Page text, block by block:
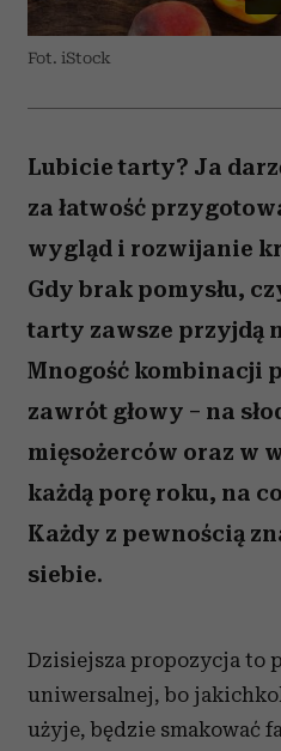
Fot. iStock
Lubicie tarty? Ja
za łatwość
wygląd i rozwijanie
Gdy brak pomysłu,
tarty zawsze przyjdą
Mnogość kombinacji
zawrót głowy – na
mięsożerców oraz w
każdą porę roku, na
Każdy z pewnością
siebie.
Dzisiejsza propozycja to
uniwersalnej, bo
użyje, będzie smakować